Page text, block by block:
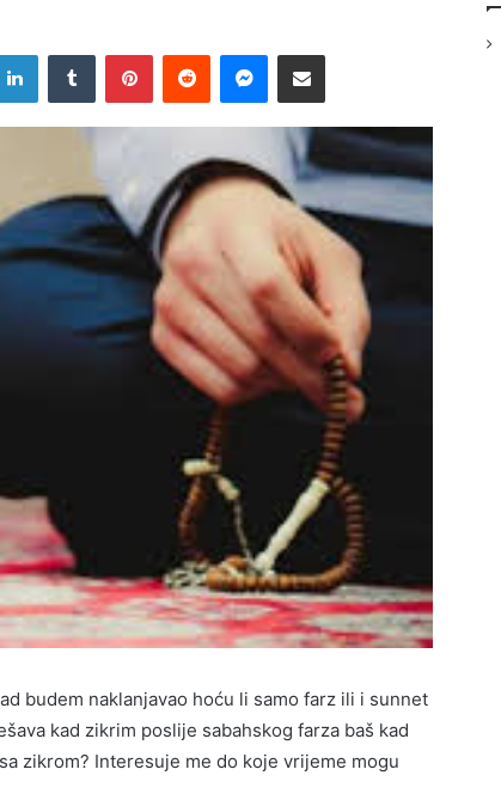
budem naklanjavao hoću li samo farz ili i sunnet
kad zikrim poslije sabahskog farza baš kad
zikrom? Interesuje me do koje vrijeme mogu